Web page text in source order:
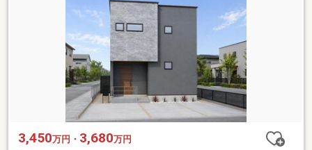
3,450万円・ 3,680万円